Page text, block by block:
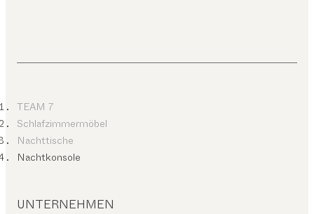
TEAM 7
Schlafzimmermöbel
Nachttische
Nachtkonsole
UNTERNEHMEN